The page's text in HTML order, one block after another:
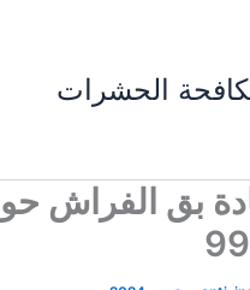
الحشرات
بق الفراش